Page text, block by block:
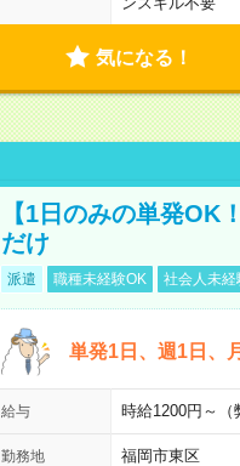
気になる！
【1日のみの単発OK
だけ
派遣 職種未経験OK 社会人未経
単発1日、週1日、
給与 時給1200円～（
勤務地
福岡市東区